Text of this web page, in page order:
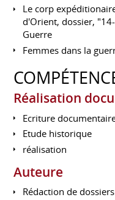
Le corp
d'Orient, dossier,
Guerre
Femmes dans la
Réalisation
Ecriture
Etude historique
réalisation
Auteure
Rédaction de